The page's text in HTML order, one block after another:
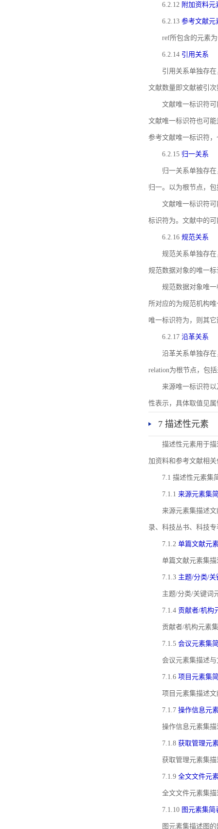
6.2.12 附加资料元
6.2.13 参考文献元
ref所包含的元素
6.2.14 引用关系
引用关系单独存
文献数量即文献被引
文献唯一标识符
文献唯一标识符也可
参考文献唯一标识符
6.2.15 归一关系
归一关系单独存
归一。以为根节点，
文献唯一标识符
标识符为。文献中的
6.2.16 规范关系
规范关系单独存
规范数据对象的唯一
规范数据对象唯一
所对应的为规范机构
唯一标识符为，则其
6.2.17 沿革关系
沿革关系单独存
relation为根节点，包
来源唯一标识符以
性表示，具体取值见属
7 描述性元素
描述性元素用于
加资料和参考文献相
7.1 描述性元素集
7.1.1 来源元素集
来源元素集描述
录、科技丛书、科技
7.1.2 单篇文献元
单篇文献元素集
7.1.3 主题/分类/
主题/分类/关键词
7.1.4 贡献者/机构
贡献者/机构元素
7.1.5 会议元素集
会议元素集描述
7.1.6 项目元素集
项目元素集描述
7.1.7 操作信息元
操作信息元素集
7.1.8 获取管理元
获取管理元素集
7.1.9 全文文件元
全文文件元素集
7.1.10 图元素集简
图元素集描述图